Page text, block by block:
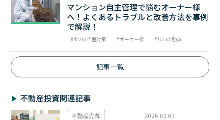
マンション自主管理で悩むオーナー様
へ！よくあるトラブルと改善方法を事例
で解説！
4つの空室対策 オーナー様 リロの強み
記事一覧
不動産投資関連記事
不動産売却 2026.02.03